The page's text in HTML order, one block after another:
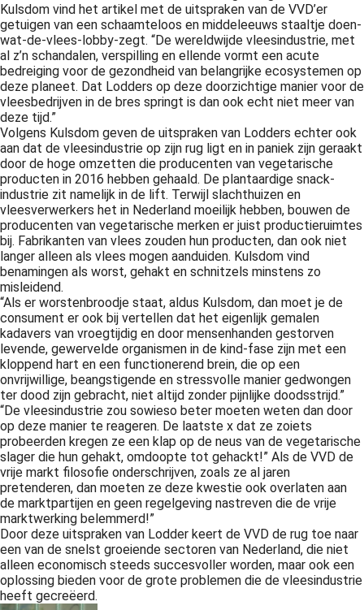
Kulsdom vind het artikel met de uitspraken van de VVD’er
getuigen van een schaamteloos en middeleeuws staaltje doen-
wat-de-vlees-lobby-zegt. “De wereldwijde vleesindustrie, met
al z’n schandalen, verspilling en ellende vormt een acute
bedreiging voor de gezondheid van belangrijke ecosystemen op
deze planeet. Dat Lodders op deze doorzichtige manier voor de
vleesbedrijven in de bres springt is dan ook echt niet meer van
deze tijd.”
Volgens Kulsdom geven de uitspraken van Lodders echter ook
aan dat de vleesindustrie op zijn rug ligt en in paniek zijn geraakt
door de hoge omzetten die producenten van vegetarische
producten in 2016 hebben gehaald. De plantaardige snack-
industrie zit namelijk in de lift. Terwijl slachthuizen en
vleesverwerkers het in Nederland moeilijk hebben, bouwen de
producenten van vegetarische merken er juist productieruimtes
bij. Fabrikanten van vlees zouden hun producten, dan ook niet
langer alleen als vlees mogen aanduiden. Kulsdom vind
benamingen als worst, gehakt en schnitzels minstens zo
misleidend.
“Als er worstenbroodje staat, aldus Kulsdom, dan moet je de
consument er ook bij vertellen dat het eigenlijk gemalen
kadavers van vroegtijdig en door mensenhanden gestorven
levende, gewervelde organismen in de kind-fase zijn met een
kloppend hart en een functionerend brein, die op een
onvrijwillige, beangstigende en stressvolle manier gedwongen
ter dood zijn gebracht, niet altijd zonder pijnlijke doodsstrijd.”
“De vleesindustrie zou sowieso beter moeten weten dan door
op deze manier te reageren. De laatste x dat ze zoiets
probeerden kregen ze een klap op de neus van de vegetarische
slager die hun gehakt, omdoopte tot gehackt!” Als de VVD de
vrije markt filosofie onderschrijven, zoals ze al jaren
pretenderen, dan moeten ze deze kwestie ook overlaten aan
de marktpartijen en geen regelgeving nastreven die de vrije
marktwerking belemmerd!”
Door deze uitspraken van Lodder keert de VVD de rug toe naar
een van de snelst groeiende sectoren van Nederland, die niet
alleen economisch steeds succesvoller worden, maar ook een
oplossing bieden voor de grote problemen die de vleesindustrie
heeft gecreëerd.
Hierdoor
website-
van